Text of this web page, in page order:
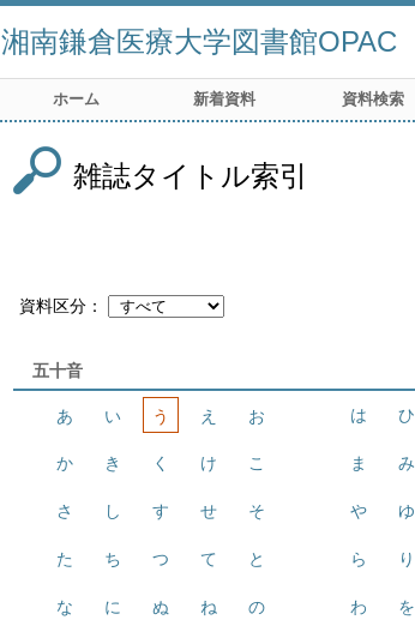
湘南鎌倉医療大学図書館OPAC
ホーム 新着資料 資料検索
雑誌タイトル索引
資料区分
五十音
あ い う え お
か き く け こ
さ し す せ そ
た ち つ て と
な に ぬ ね の
は ひ
ま み
や ゆ
ら り
わ を